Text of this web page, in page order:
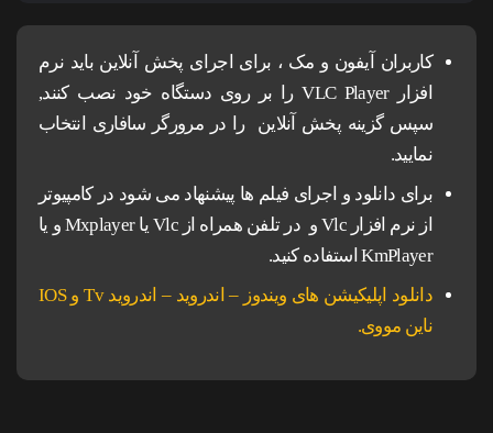
کاربران آیفون و مک ، برای اجرای پخش آنلاین باید نرم
افزار VLC Player را بر روی دستگاه خود نصب کنند,
سپس گزینه پخش آنلاین را در مرورگر سافاری انتخاب
نمایید.
برای دانلود و اجرای فیلم ها پیشنهاد می شود در کامپیوتر
از نرم افزار Vlc و در تلفن همراه از Vlc یا Mxplayer و یا
KmPlayer استفاده کنید.
دانلود اپلیکیشن های ویندوز – اندروید – اندروید Tv و IOS
ناین مووی.